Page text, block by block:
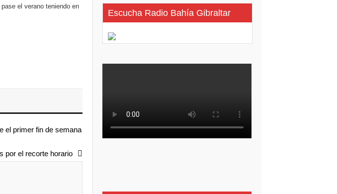
el verano teniendo en
el primer fin de semana
por el recorte horario
Escucha Radio Bahía Gibraltar